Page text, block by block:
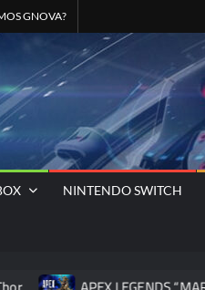
GNOVA?
GNOVA
– El
Universo
Gamer
GNOVA
Magazine
Sitio
NINTENDO SWITCH